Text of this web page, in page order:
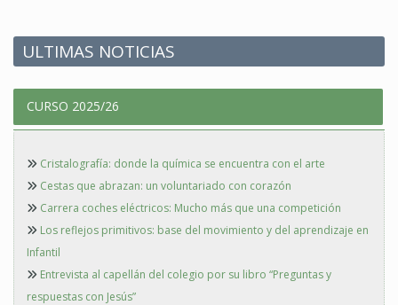
ULTIMAS NOTICIAS
CURSO 2025/26
Cristalografía: donde la química se encuentra con el arte
Cestas que abrazan: un voluntariado con corazón
Carrera coches eléctricos: Mucho más que una competición
Los reflejos primitivos: base del movimiento y del aprendizaje en
Infantil
Entrevista al capellán del colegio por su libro “Preguntas y
respuestas con Jesús”